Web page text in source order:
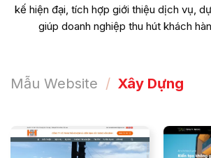
kế hiện đại, tích hợp giới thiệu dịch vụ,
giúp doanh nghiệp thu hút khách
Mẫu Website / Xây Dựng